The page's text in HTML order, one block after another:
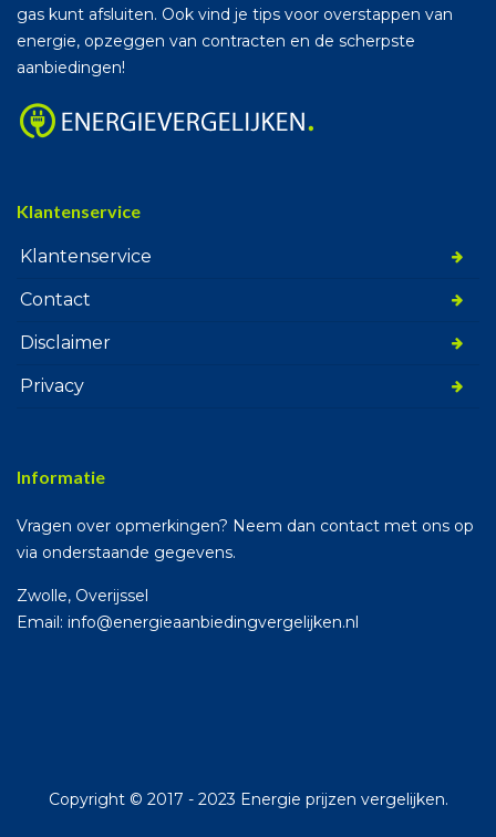
gas kunt afsluiten. Ook vind je tips voor overstappen van
energie, opzeggen van contracten en de scherpste
aanbiedingen!
Klantenservice
Klantenservice
Contact
Disclaimer
Privacy
Informatie
Vragen over opmerkingen? Neem dan contact met ons op
via onderstaande gegevens.
Zwolle, Overijssel
Email: info@energieaanbiedingvergelijken.nl
Copyright © 2017 - 2023 Energie prijzen vergelijken.